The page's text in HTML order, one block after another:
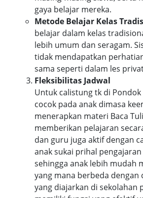
gaya belajar mereka.
Metode Belajar Kelas
belajar dalam kelas
lebih umum dan seragam.
tidak mendapatkan
sama seperti dalam les
Fleksibilitas Jadwal
Untuk calistung tk di Pondok
cocok pada anak dimasa
menerapkan materi Baca
memberikan pelajaran
dan guru juga aktif dengan
anak sukai prihal
sehingga anak lebih mudah
yang mana berbeda dengan
yang diajarkan di sekolahan